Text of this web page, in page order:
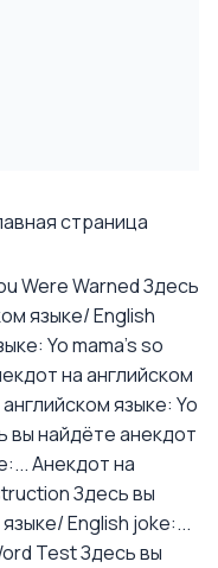
страница
Were WarnedЗдесь
языке/ English
Yo mama's so
на английском
языке: Yo
вы найдёте анекдот
Анекдот на
Здесь вы
English joke:...
TestЗдесь вы